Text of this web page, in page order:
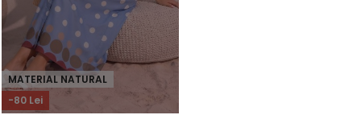
-80 Lei
MATERIAL NATURAL